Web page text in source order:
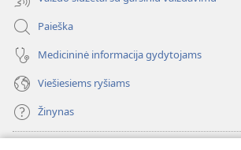
Paieška
Medicininė informacija gydytojams
Viešiesiems ryšiams
Žinynas